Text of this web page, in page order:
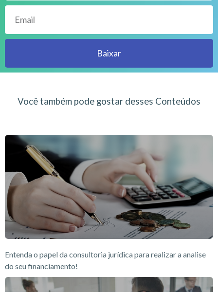
Baixar
Você também pode gostar desses Conteúdos
Entenda o papel da consultoria jurídica para realizar a analise
do seu financiamento!